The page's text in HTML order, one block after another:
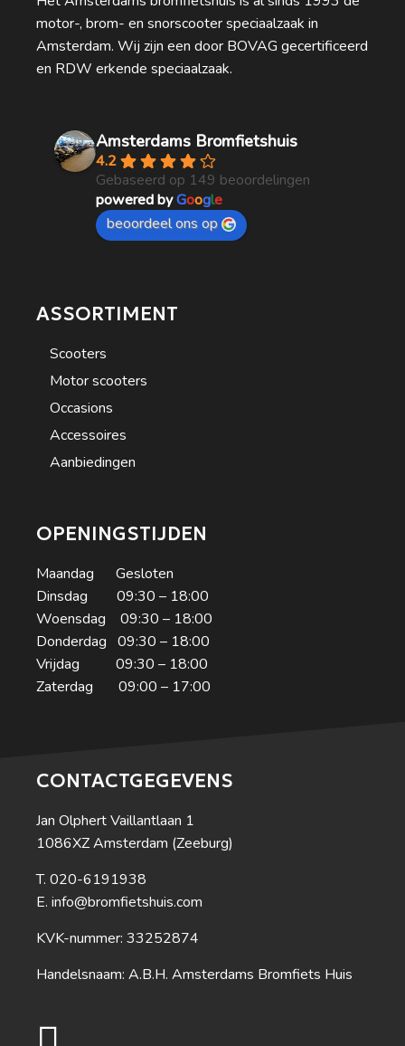
motor-, brom- en snorscooter speciaalzaak in
Amsterdam. Wij zijn een door BOVAG gecertificeerd
en RDW erkende speciaalzaak.
Amsterdams Bromfietshuis
4.2
Gebaseerd op 149 beoordelingen
powered byGoogle
beoordeel ons op
ASSORTIMENT
Scooters
Motor scooters
Occasions
Accessoires
Aanbiedingen
OPENINGSTIJDEN
Maandag Gesloten
Dinsdag 09:30 – 18:00
Woensdag 09:30 – 18:00
Donderdag 09:30 – 18:00
Vrijdag 09:30 – 18:00
Zaterdag 09:00 – 17:00
CONTACTGEGEVENS
Jan Olphert Vaillantlaan 1
1086XZ Amsterdam (Zeeburg)
020-6191938
info@bromfietshuis.com
KVK-nummer: 33252874
Handelsnaam: A.B.H. Amsterdams Bromfiets Huis